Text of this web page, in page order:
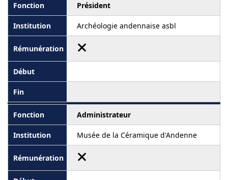
Président
Archéologie andennaise asbl
Administrateur
Musée de la Céramique d'Andenne